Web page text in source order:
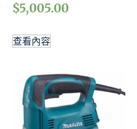
$5,005.00
查看內容